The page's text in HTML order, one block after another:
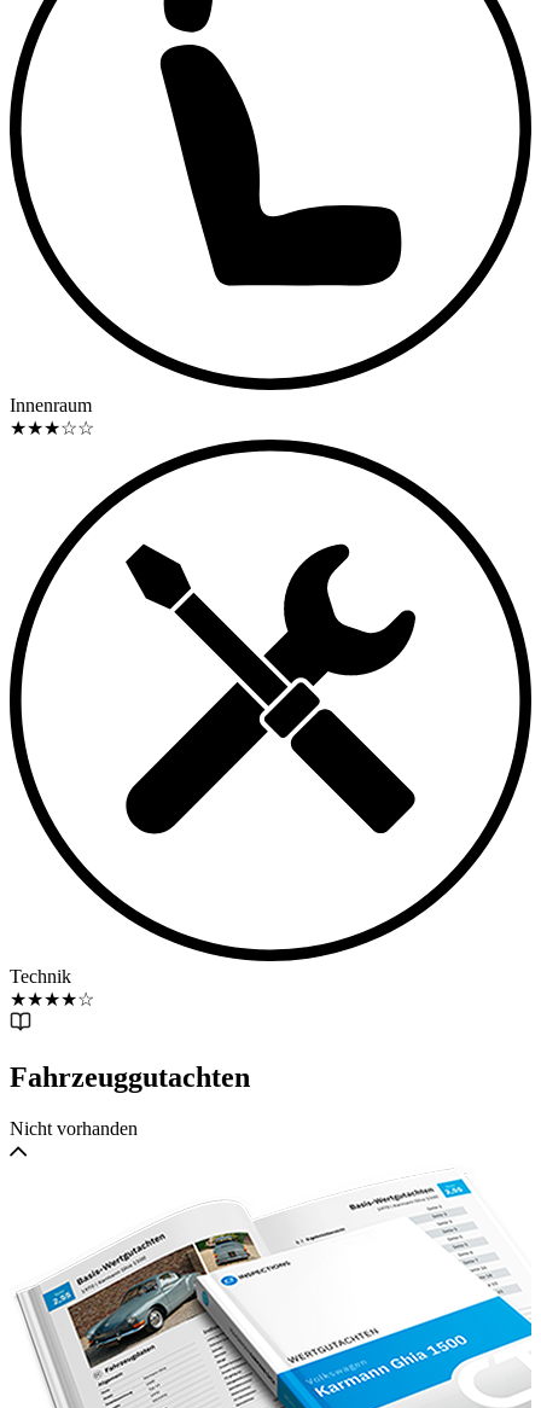
Auszügen aus Wikipedia - Beiträgen. Angegebene
Ausstattungsdetails der Fahrzeuge lt. Herstellerangabe auf
deren Vollständigkeit keine Gewähr übernommen wird.
Innenraum
★★★☆☆
Technik
★★★★☆
Fahrzeuggutachten
Nicht vorhanden